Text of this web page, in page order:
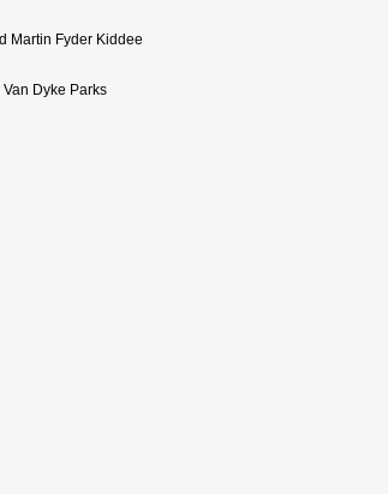
Martin Fyder Kiddee
Dyke Parks